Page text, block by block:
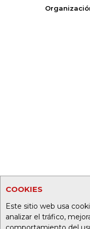
COOKIES
Este sitio web usa
analizar el tráfico,